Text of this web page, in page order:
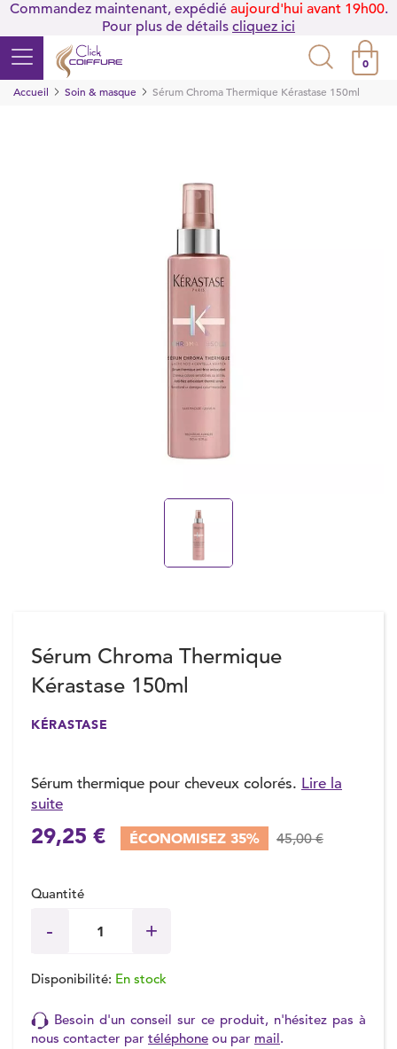
Commandez maintenant, expédié aujourd'hui avant 19h00.
Pour plus de détails cliquez ici
0
Accueil
Soin & masque Sérum Chroma Thermique Kérastase 150ml
Sérum Chroma Thermique
Kérastase 150ml
KÉRASTASE
Sérum thermique pour cheveux colorés. Lire la
suite
29,25 € ÉCONOMISEZ 35% 45,00 €
Quantité
Disponibilité: En stock
Besoin d'un conseil sur ce produit, n'hésitez pas à
nous contacter par téléphone ou par mail.